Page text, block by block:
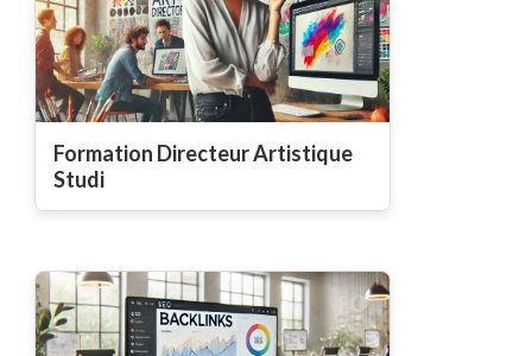
Formation Directeur Artistique
Studi